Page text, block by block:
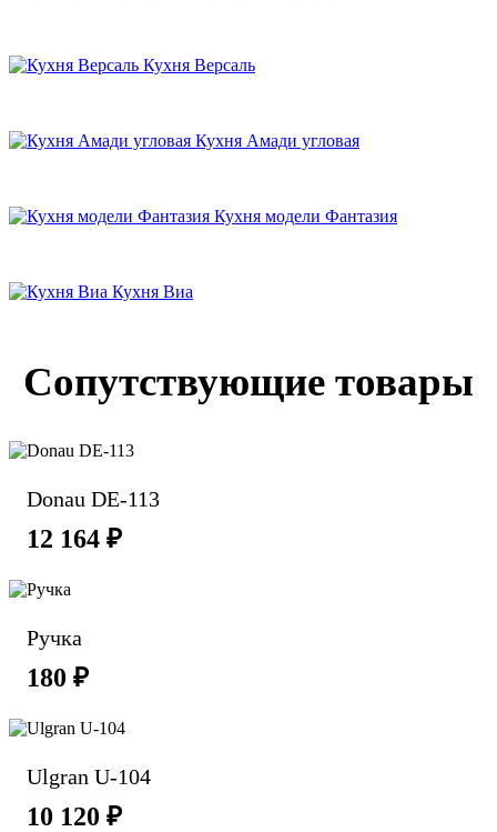
Кухня Версаль
Кухня Амади угловая
Кухня модели Фантазия
Кухня Виа
Сопутствующие товары
Donau DE-113
12 164 ₽
Ручка
180 ₽
Ulgran U-104
10 120 ₽